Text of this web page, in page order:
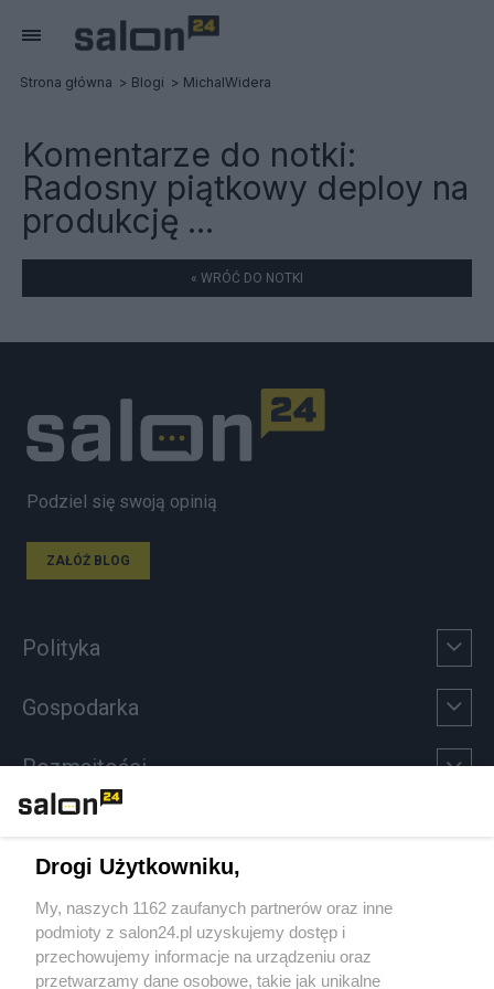
Strona główna Blogi MichalWidera
Komentarze do notki:
Radosny piątkowy deploy na
produkcję ...
« WRÓĆ DO NOTKI
Podziel się swoją opinią
ZAŁÓŻ BLOG
Polityka
Gospodarka
Rozmaitości
Sport
Społeczeństwo
Drogi Użytkowniku,
My, naszych 1162 zaufanych partnerów oraz inne
podmioty z salon24.pl uzyskujemy dostęp i
przechowujemy informacje na urządzeniu oraz
przetwarzamy dane osobowe, takie jak unikalne